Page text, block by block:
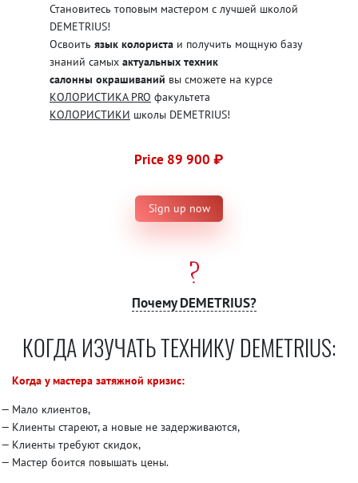
Становитесь топовым мастером с лучшей школой
DEMETRIUS!
Освоить язык колориста и получить мощную базу
знаний самых актуальных техник
салонны окрашиваний вы сможете на курсе
КОЛОРИСТИКА PRO факультета
КОЛОРИСТИКИ школы DEMETRIUS!
Price 89 900 ₽
Sign up now
Почему DEMETRIUS?
КОГДА ИЗУЧАТЬ ТЕХНИКУ DEMETRIUS:
Когда у мастера затяжной кризис:
Мало клиентов,
Клиенты стареют, а новые не задерживаются,
Клиенты требуют скидок,
Мастер боится повышать цены.